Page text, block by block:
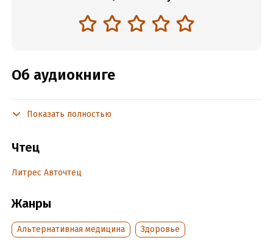
Об аудиокниге
Подробная информация
Дата поступления:
Показать полностью
Чтец
Литрес Авточтец
Жанры
Альтернативная медицина Здоровье